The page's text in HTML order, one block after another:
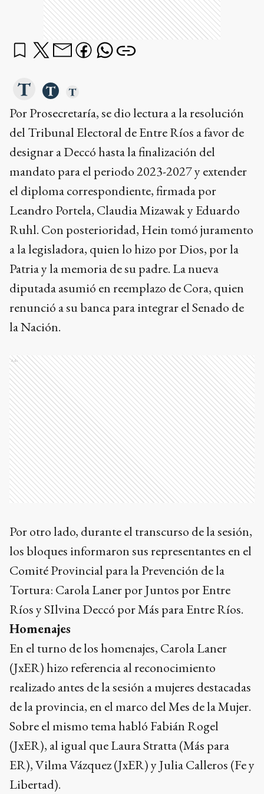
Por Prosecretaría, se dio lectura a la resolución
del Tribunal Electoral de Entre Ríos a favor de
designar a Deccó hasta la finalización del
mandato para el periodo 2023-2027 y extender
el diploma correspondiente, firmada por
Leandro Portela, Claudia Mizawak y Eduardo
Ruhl. Con posterioridad, Hein tomó juramento
a la legisladora, quien lo hizo por Dios, por la
Patria y la memoria de su padre. La nueva
diputada asumió en reemplazo de Cora, quien
renunció a su banca para integrar el Senado de
la Nación.
Ads
Por otro lado, durante el transcurso de la sesión,
los bloques informaron sus representantes en el
Comité Provincial para la Prevención de la
Tortura: Carola Laner por Juntos por Entre
Ríos y SIlvina Deccó por Más para Entre Ríos.
Homenajes
En el turno de los homenajes, Carola Laner
(JxER) hizo referencia al reconocimiento
realizado antes de la sesión a mujeres destacadas
de la provincia, en el marco del Mes de la Mujer.
Sobre el mismo tema habló Fabián Rogel
(JxER), al igual que Laura Stratta (Más para
ER), Vilma Vázquez (JxER) y Julia Calleros (Fe y
Libertad).